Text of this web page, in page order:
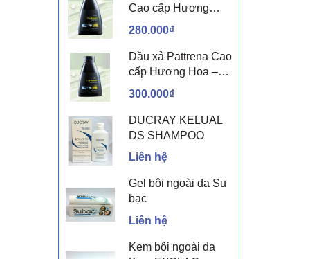
Cao cấp Hương
Hoa – Trio Blossom
280.000₫
Dầu xả Pattrena Cao
cấp Hương Hoa –
Trio Blossom 300ml
300.000₫
DUCRAY KELUAL
DS SHAMPOO
Liên hệ
Gel bôi ngoài da Su
bạc
Liên hệ
Kem bôi ngoài da